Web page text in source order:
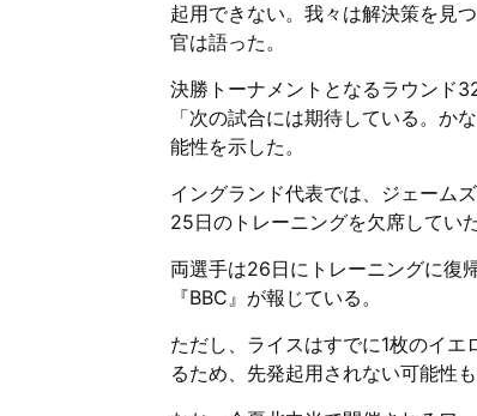
起用できない。我々は解決策を見
官は語った。
決勝トーナメントとなるラウンド
「次の試合には期待している。か
能性を示した。
イングランド代表では、ジェーム
25日のトレーニングを欠席していた
両選手は26日にトレーニングに復
『BBC』が報じている。
ただし、ライスはすでに1枚のイ
るため、先発起用されない可能性